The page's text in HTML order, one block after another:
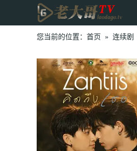
您当前的位置： 首页 » 连续剧